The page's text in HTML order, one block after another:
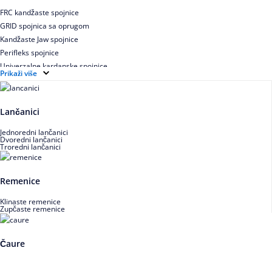
Višekanalno remenje PJ,PK
FRC kandžaste spojnice
GRID spojnica sa oprugom
Kandžaste Jaw spojnice
Perifleks spojnice
Univerzalne kardanske spojnice
Zupčaste spojnice
Prikaži više
Lančanici
Jednoredni lančanici
Dvoredni lančanici
Troredni lančanici
Remenice
Klinaste remenice
Zupčaste remenice
Čaure